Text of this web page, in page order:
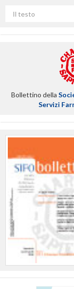
per
Bollettino della
Servizi